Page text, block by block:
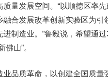
发展空间。“以顺德区率先
合发展改革创新实验区为
进制造业。”鲁毅说，希望通
山”。
质革命，以创建全国质量